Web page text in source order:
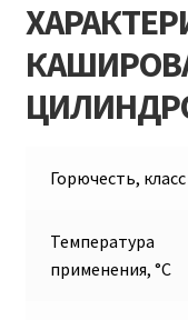
Горючесть, класс
Температура
применения, °С